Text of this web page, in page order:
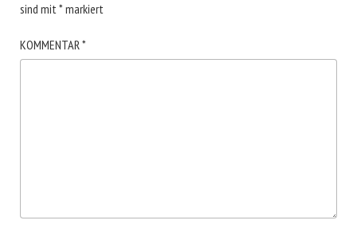
sind mit*markiert
KOMMENTAR*